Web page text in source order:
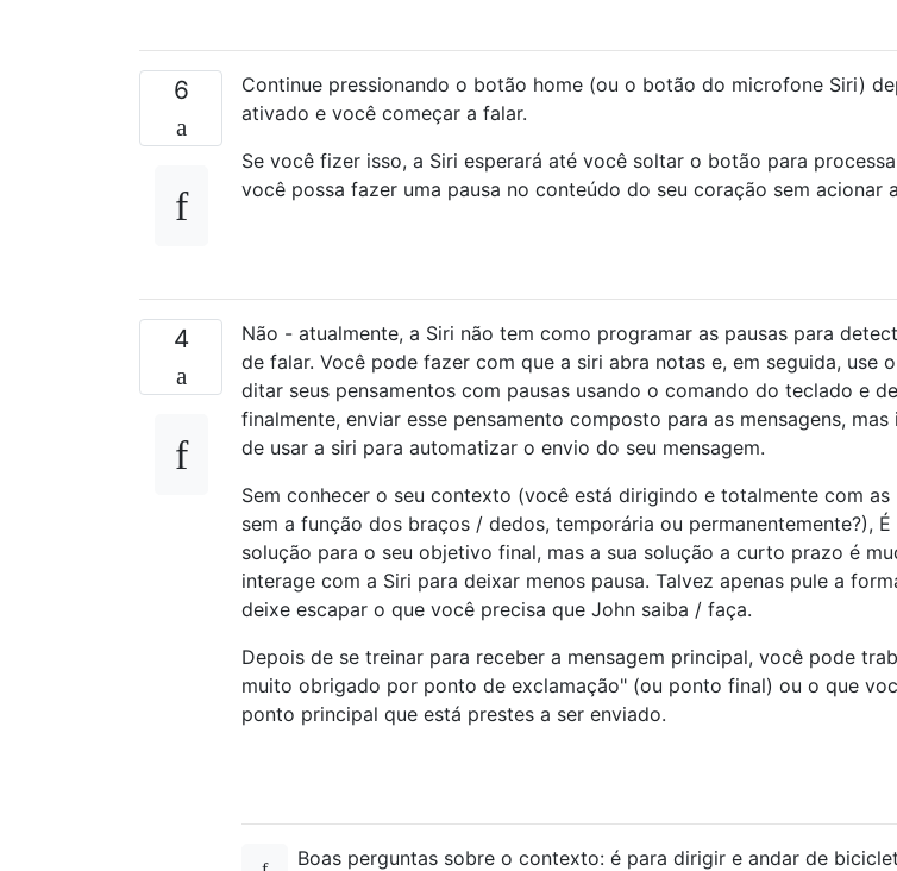
6
Continue pressionando o botão home (ou o botão do microfone Siri)
ativado e você começar a falar.
Se você fizer isso, a Siri esperará até você soltar o botão para
você possa fazer uma pausa no conteúdo do seu coração sem acionar
4
Não - atualmente, a Siri não tem como programar as pausas para
de falar. Você pode fazer com que a siri abra notas e, em seguida, use
ditar seus pensamentos com pausas usando o comando do teclado e
finalmente, enviar esse pensamento composto para as mensagens,
de usar a siri para automatizar o envio do seu mensagem.
Sem conhecer o seu contexto (você está dirigindo e totalmente com as
sem a função dos braços / dedos, temporária ou permanentemente?),
solução para o seu objetivo final, mas a sua solução a curto prazo é
interage com a Siri para deixar menos pausa. Talvez apenas pule a
deixe escapar o que você precisa que John saiba / faça.
Depois de se treinar para receber a mensagem principal, você pode
muito obrigado por ponto de exclamação" (ou ponto final) ou o que
ponto principal que está prestes a ser enviado.
Boas perguntas sobre o contexto: é para dirigir e andar de